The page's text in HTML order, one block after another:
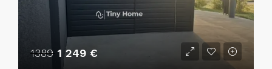
1389 1 249 €